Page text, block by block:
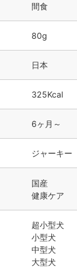
間食
80g
日本
325Kcal
6ヶ月～
ジャーキー
国産
健康ケア
超小型犬
小型犬
中型犬
大型犬